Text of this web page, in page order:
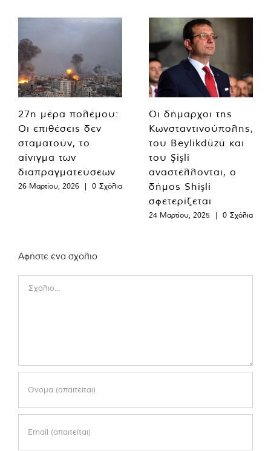
27η μέρα πολέμου:
Οι επιθέσεις δεν
σταματούν, το
αίνιγμα των
διαπραγματεύσεων
26 Μαρτίου, 2026 | 0 Σχόλια
Οι δήμαρχοι της
Κωνσταντινούπολης,
του Beylikdüzü και
του Şişli
αναστέλλονται, ο
δήμος Shişli
σφετερίζεται
24 Μαρτίου, 2025 | 0 Σχόλια
Αφήστε ένα σχόλιο